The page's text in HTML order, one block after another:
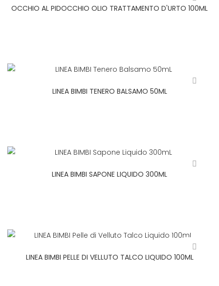
OCCHIO AL PIDOCCHIO OLIO TRATTAMENTO D'URTO 100ML
LINEA BIMBI TENERO BALSAMO 50ML
LINEA BIMBI SAPONE LIQUIDO 300ML
LINEA BIMBI PELLE DI VELLUTO TALCO LIQUIDO 100ML